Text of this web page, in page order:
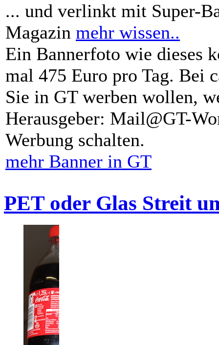
... und verlinkt mit Super-
Magazin mehr wissen..
Ein Bannerfoto wie dieses
mal 475 Euro pro Tag. Bei
Sie in GT werben wollen,
Herausgeber: Mail@GT-
Werbung schalten.
mehr Banner in GT
PET oder Glas Streit